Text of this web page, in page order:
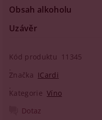
Obsah alkoholu
Uzávěr
Kód produktu
11345
Značka ICardi
Kategorie Víno
Dotaz